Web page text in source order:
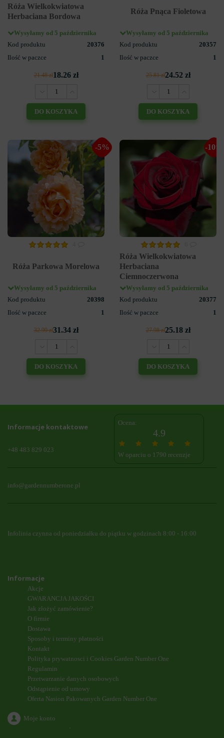
Róża Wielkokwiatowa
Herbaciana Bordowa
Wysyłamy od 5 października
Kod produktu
20376
Ilość w paczce
1
21.48 zł18.26 zł
DO KOSZYKA
Róża Pnąca Fioletowa
Wysyłamy od 5 października
Kod produktu
20357
Ilość w paczce
1
25.81 zł24.52 zł
DO KOSZYKA
-5%
Róża Parkowa Morelowa
Wysyłamy od 5 października
Kod produktu
20398
Ilość w paczce
1
32.99 zł31.34 zł
DO KOSZYKA
-10%
Róża Wielkokwiatowa
Herbaciana
Ciemnoczerwona
Wysyłamy od 5 października
Kod produktu
20377
Ilość w paczce
1
27.98 zł25.18 zł
DO KOSZYKA
Informacje kontaktowe
+48 483 829 023
Ocena:
4.9
W oparciu o 1790 recenzje
info@gardennumberone.pl
Infolinia czynna od poniedziałku do piątku w godzinach 8:00 - 16:00
Informacje
Akcje
GWARANCJA JAKOŚCI
Jak złożyć zamówienie?
O firmie
Dostawa
Sposoby i terminy płatności
Kontakt
Polityka prywatnosci i Cookies Garden Number One
Regulamin
Przetwarzanie danych osobowych
Odstąpienie od umowy
Oferta Nasion Pakowanych Garden Number One
Moje konto
`